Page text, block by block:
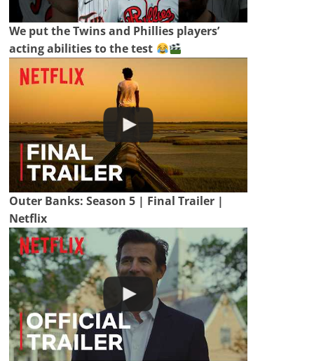
We put the Twins and Phillies players’
acting abilities to the test
Outer Banks: Season 5 | Final Trailer |
Netflix